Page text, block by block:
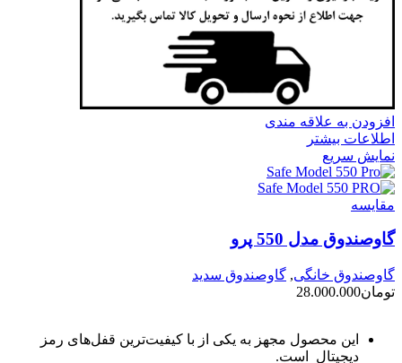
افزودن به علاقه مندی
اطلاعات بیشتر
نمایش سریع
مقايسه
گاوصندوق مدل 550 پرو
گاوصندوق خانگی, گاوصندوق سدید
تومان28.000.000
این محصول مجهز به یکی از با کیفیت‌ترین قفل‌های رمز
دیجیتال است.